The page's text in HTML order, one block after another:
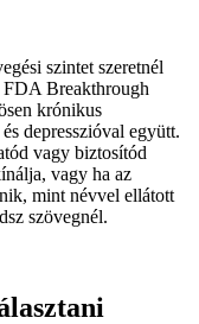
szintet szeretnél
FDA Breakthrough
krónikus
depresszióval együtt.
vagy biztosítód
vagy ha az
mint névvel ellátott
szövegnél.